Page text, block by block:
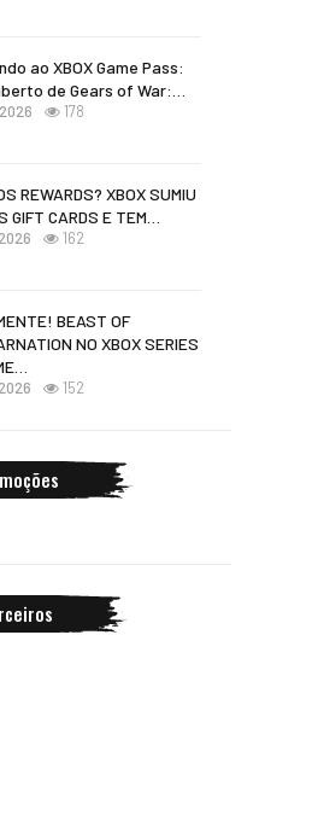
ao XBOX Game Pass:
de Gears of War:…
178
REWARDS? XBOX SUMIU
GIFT CARDS E TEM…
162
BEAST OF
NO XBOX SERIES
152